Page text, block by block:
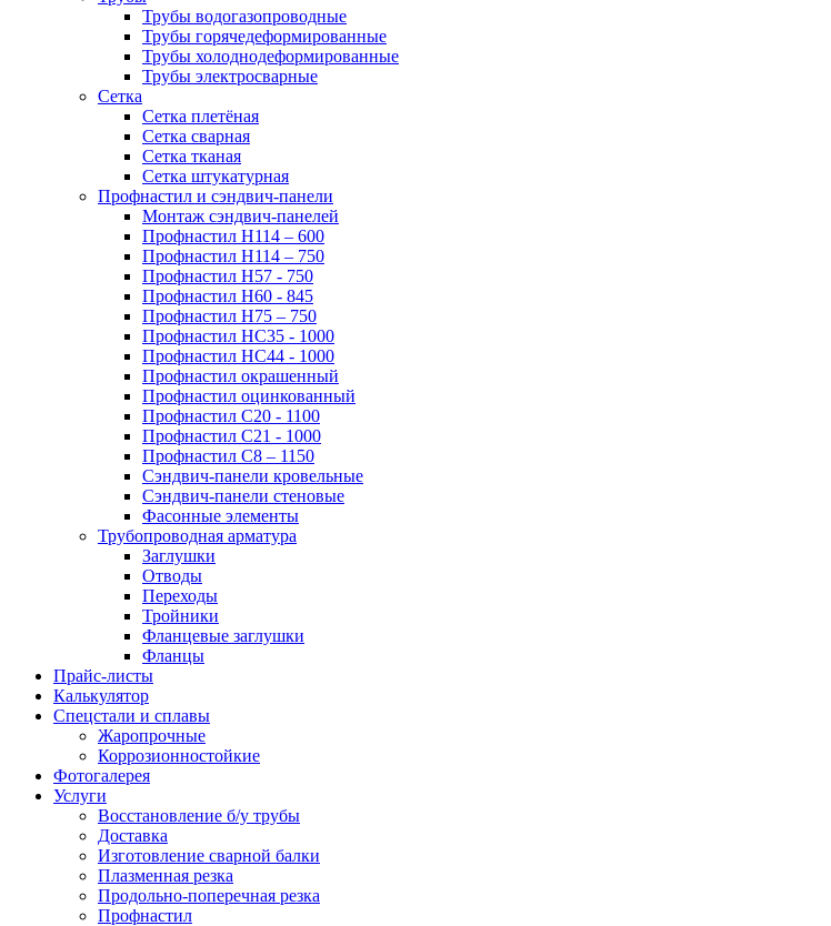
Трубы водогазопроводные
Трубы горячедеформированные
Трубы холоднодеформированные
Трубы электросварные
Сетка
Сетка плетёная
Сетка сварная
Сетка тканая
Сетка штукатурная
Профнастил и сэндвич-панели
Монтаж сэндвич-панелей
Профнастил Н114 – 600
Профнастил Н114 – 750
Профнастил Н57 - 750
Профнастил Н60 - 845
Профнастил Н75 – 750
Профнастил НС35 - 1000
Профнастил НС44 - 1000
Профнастил окрашенный
Профнастил оцинкованный
Профнастил С20 - 1100
Профнастил С21 - 1000
Профнастил С8 – 1150
Сэндвич-панели кровельные
Сэндвич-панели стеновые
Фасонные элементы
Трубопроводная арматура
Заглушки
Отводы
Переходы
Тройники
Фланцевые заглушки
Фланцы
Прайс-листы
Калькулятор
Спецстали и сплавы
Жаропрочные
Коррозионностойкие
Фотогалерея
Услуги
Восстановление б/у трубы
Доставка
Изготовление сварной балки
Плазменная резка
Продольно-поперечная резка
Профнастил